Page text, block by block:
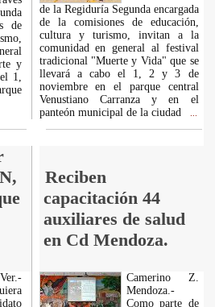
de
y
1,
de la Regiduría Segunda encargada
de la comisiones de educación,
cultura y turismo, invitan a la
comunidad en general al festival
tradicional "Muerte y Vida" que se
llevará a cabo el 1, 2 y 3 de
noviembre en el parque central
Venustiano Carranza y en el
panteón municipal de la ciudad
Reciben
capacitación 44
auxiliares de salud
en Cd Mendoza.
Camerino Z.
Mendoza.-
Como parte de